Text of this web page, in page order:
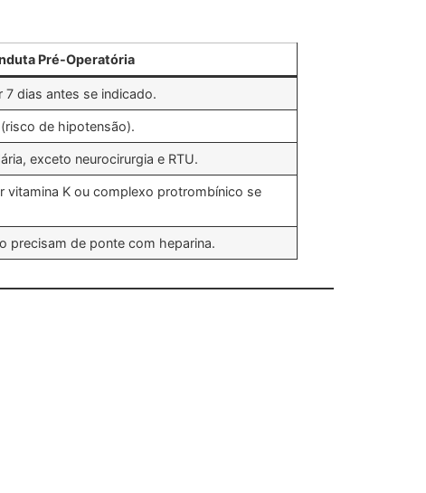
Pré-Operatória
7 dias antes se indicado.
de hipotensão).
exceto neurocirurgia e RTU.
vitamina K ou complexo protrombínico se
precisam de ponte com heparina.